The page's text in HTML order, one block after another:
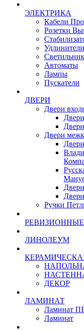
ЭЛЕКТРИКА
Кабели
Розетки
Автоматы
Лампы
Пускатели
ДВЕРИ
Двери
Двери
Ручки
ЛИНОЛЕУМ
ДЕКОР
ЛАМИНАТ
Ламинат
Ламинат